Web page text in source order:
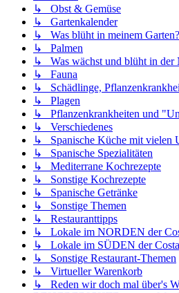
↳ Obst & Gemüse
↳ Gartenkalender
↳ Was blüht in meinem Garten?
↳ Palmen
↳ Was wächst und blüht in der
↳ Fauna
↳ Schädlinge,
↳ Plagen
↳ Pflanzenkrankheiten und
↳ Verschiedenes
↳ Spanische Küche mit vielen
↳ Spanische Spezialitäten
↳ Mediterrane Kochrezepte
↳ Sonstige Kochrezepte
↳ Spanische Getränke
↳ Sonstige Themen
↳ Restauranttipps
↳ Lokale im NORDEN der
↳ Lokale im SÜDEN der
↳ Sonstige Restaurant-Themen
↳ Virtueller Warenkorb
↳ Reden wir doch mal über's